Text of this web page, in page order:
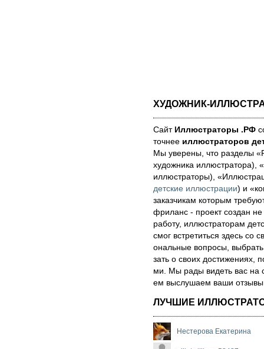
ХУДОЖНИК-
Сайт Иллюстраторы .РФ
точнее иллюстраторов
Мы уве­ре­ны, что раз­де­лы
художника иллюстратора),
иллюстраторы),
детские иллюстрации) и
за­каз­чи­кам которым
фри­ланс - про­ект соз­дан
ра­бо­ту, иллюстраторам
смог встре­тить­ся здесь со
ональ­ные воп­ро­сы,
зать о сво­их
ми. Мы рады ви­деть вас на
ем выс­лу­ша­ем ва­ши от­зы­вы
ЛУЧШИЕ
Нестерова Екатерина